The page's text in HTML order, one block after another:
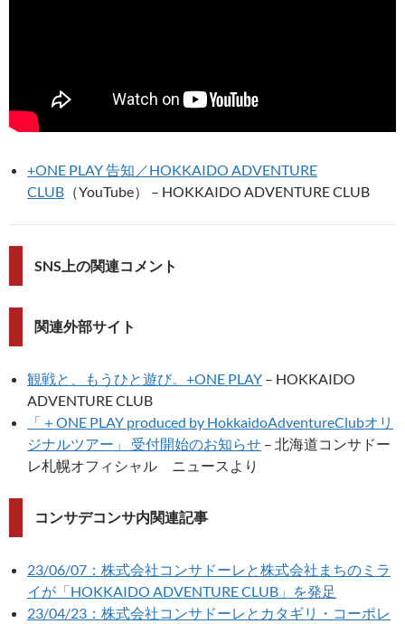
+ONE PLAY 告知／HOKKAIDO ADVENTURE
CLUB （YouTube） – HOKKAIDO ADVENTURE CLUB
SNS上の関連コメント
関連外部サイト
観戦と、もうひと遊び。+ONE PLAY – HOKKAIDO
ADVENTURE CLUB
「＋ONE PLAY produced by HokkaidoAdventureClubオリ
ジナルツアー」 受付開始のお知らせ – 北海道コンサドー
レ札幌オフィシャル ニュースより
コンサデコンサ内関連記事
23/06/07：株式会社コンサドーレと株式会社まちのミラ
イが「HOKKAIDO ADVENTURE CLUB」を発足
23/04/23：株式会社コンサドーレとカタギリ・コーポレ